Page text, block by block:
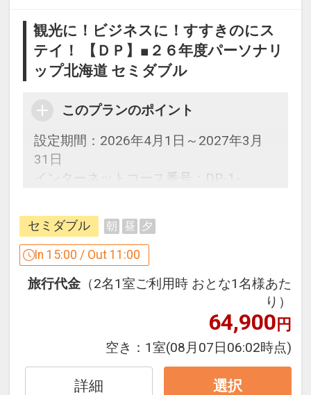
観光に！ビジネスに！すすきのにス
テイ！ 【ＤＰ】■２６年度パーソナリ
ップ北海道 セミダブル
このプランのポイント
設定期間：2026年4月1日～2027年3月
31日
インターネットコース番号：DP-1-
セミダブル 朝 昼 夕
In 15:00 / Out 11:00
旅行代金 （2名1室ご利用時 おとな1名様あた
り）
64,900円
空き： 1室(08月07日06:02時点)
詳細 選択